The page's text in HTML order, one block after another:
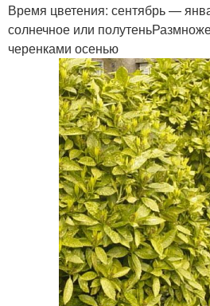
Время цветения: сентябрь —
солнечное или
черенками осенью